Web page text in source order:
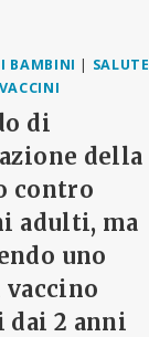
BAMBINI | SALUTE
di
della
contro
adulti, ma
uno
dai 2 anni